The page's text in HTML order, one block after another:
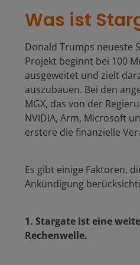
Was ist
Donald Trumps neueste
Projekt beginnt bei 100
ausgeweitet und zielt
auszubauen. Bei den
MGX, das von der
NVIDIA, Arm, Microsoft
erstere die finanzielle
Es gibt einige Faktoren,
Ankündigung
1. Stargate ist eine
Rechenwelle.